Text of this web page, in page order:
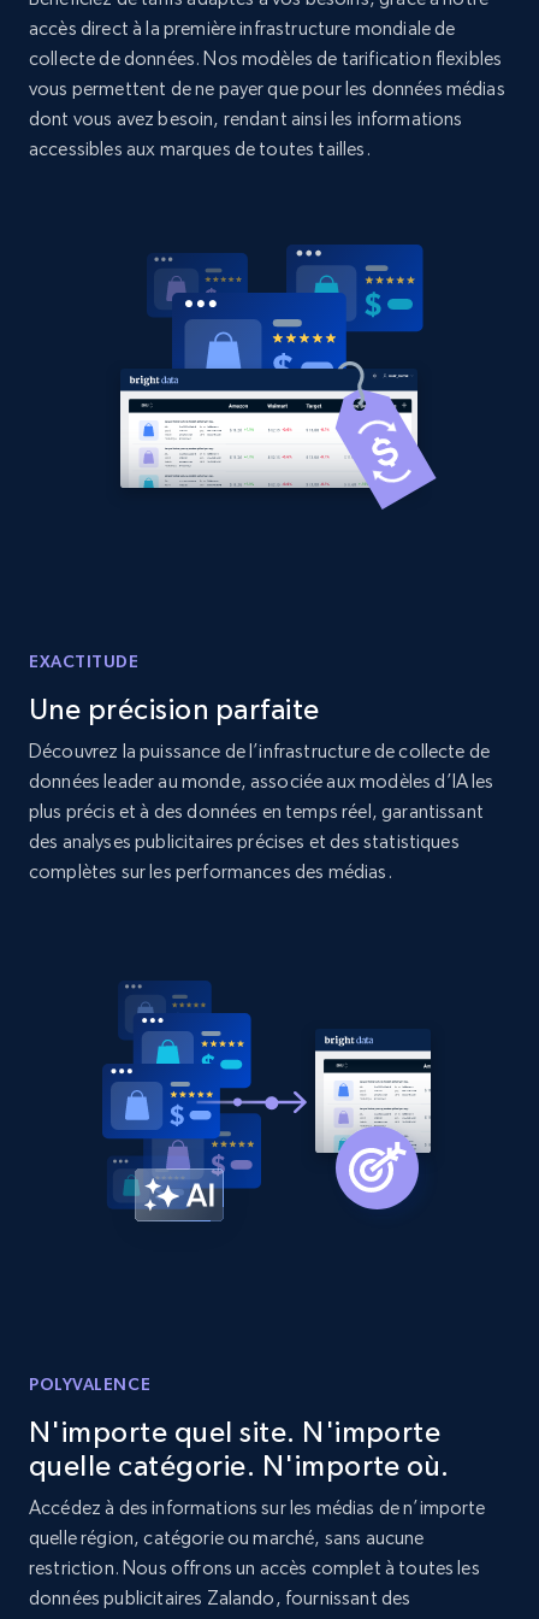
Home Depot US - Gather data on products
using specified keywords
URL, Domain, Country code, Model number,
353+ Commencer
Home Depot US - Discover products by
specified URL
URL, Domain, Country code, Model number,
Sku, Product id, Product name, Manufacturer,
Home Depot US - Discover products by
URL, Domain, Country code, Model number,
Sku, Product id, Product name, Manufacturer,
and more.
Home Depot US - Discovery products by
specific category URL
URL, Domain, Country code, Model number,
Sku, Product id, Product name, Manufacturer,
and more.
2.1K+ 353+ Commencer
Reviews count shop, Reviews count item, Initial
1.9K+ 322+ Commencer
Etsy - Collect data on products using
specified keywords
accès direct à la première infrastructure mondiale de
collecte de données. Nos modèles de tarification flexibles
vous permettent de ne payer que pour les données médias
dont vous avez besoin, rendant ainsi les informations
accessibles aux marques de toutes tailles.
EXACTITUDE
Une précision parfaite
Découvrez la puissance de l’infrastructure de collecte de
données leader au monde, associée aux modèles d’IA les
plus précis et à des données en temps réel, garantissant
des analyses publicitaires précises et des statistiques
complètes sur les performances des médias.
POLYVALENCE
N'importe quel site. N'importe
quelle catégorie. N'importe où.
Accédez à des informations sur les médias de n’importe
quelle région, catégorie ou marché, sans aucune
restriction. Nous offrons un accès complet à toutes les
données publicitaires Zalando, fournissant des